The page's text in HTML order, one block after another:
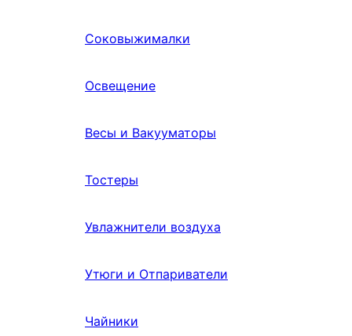
Соковыжималки
Освещение
Весы и Вакууматоры
Тостеры
Увлажнители воздуха
Утюги и Отпариватели
Чайники